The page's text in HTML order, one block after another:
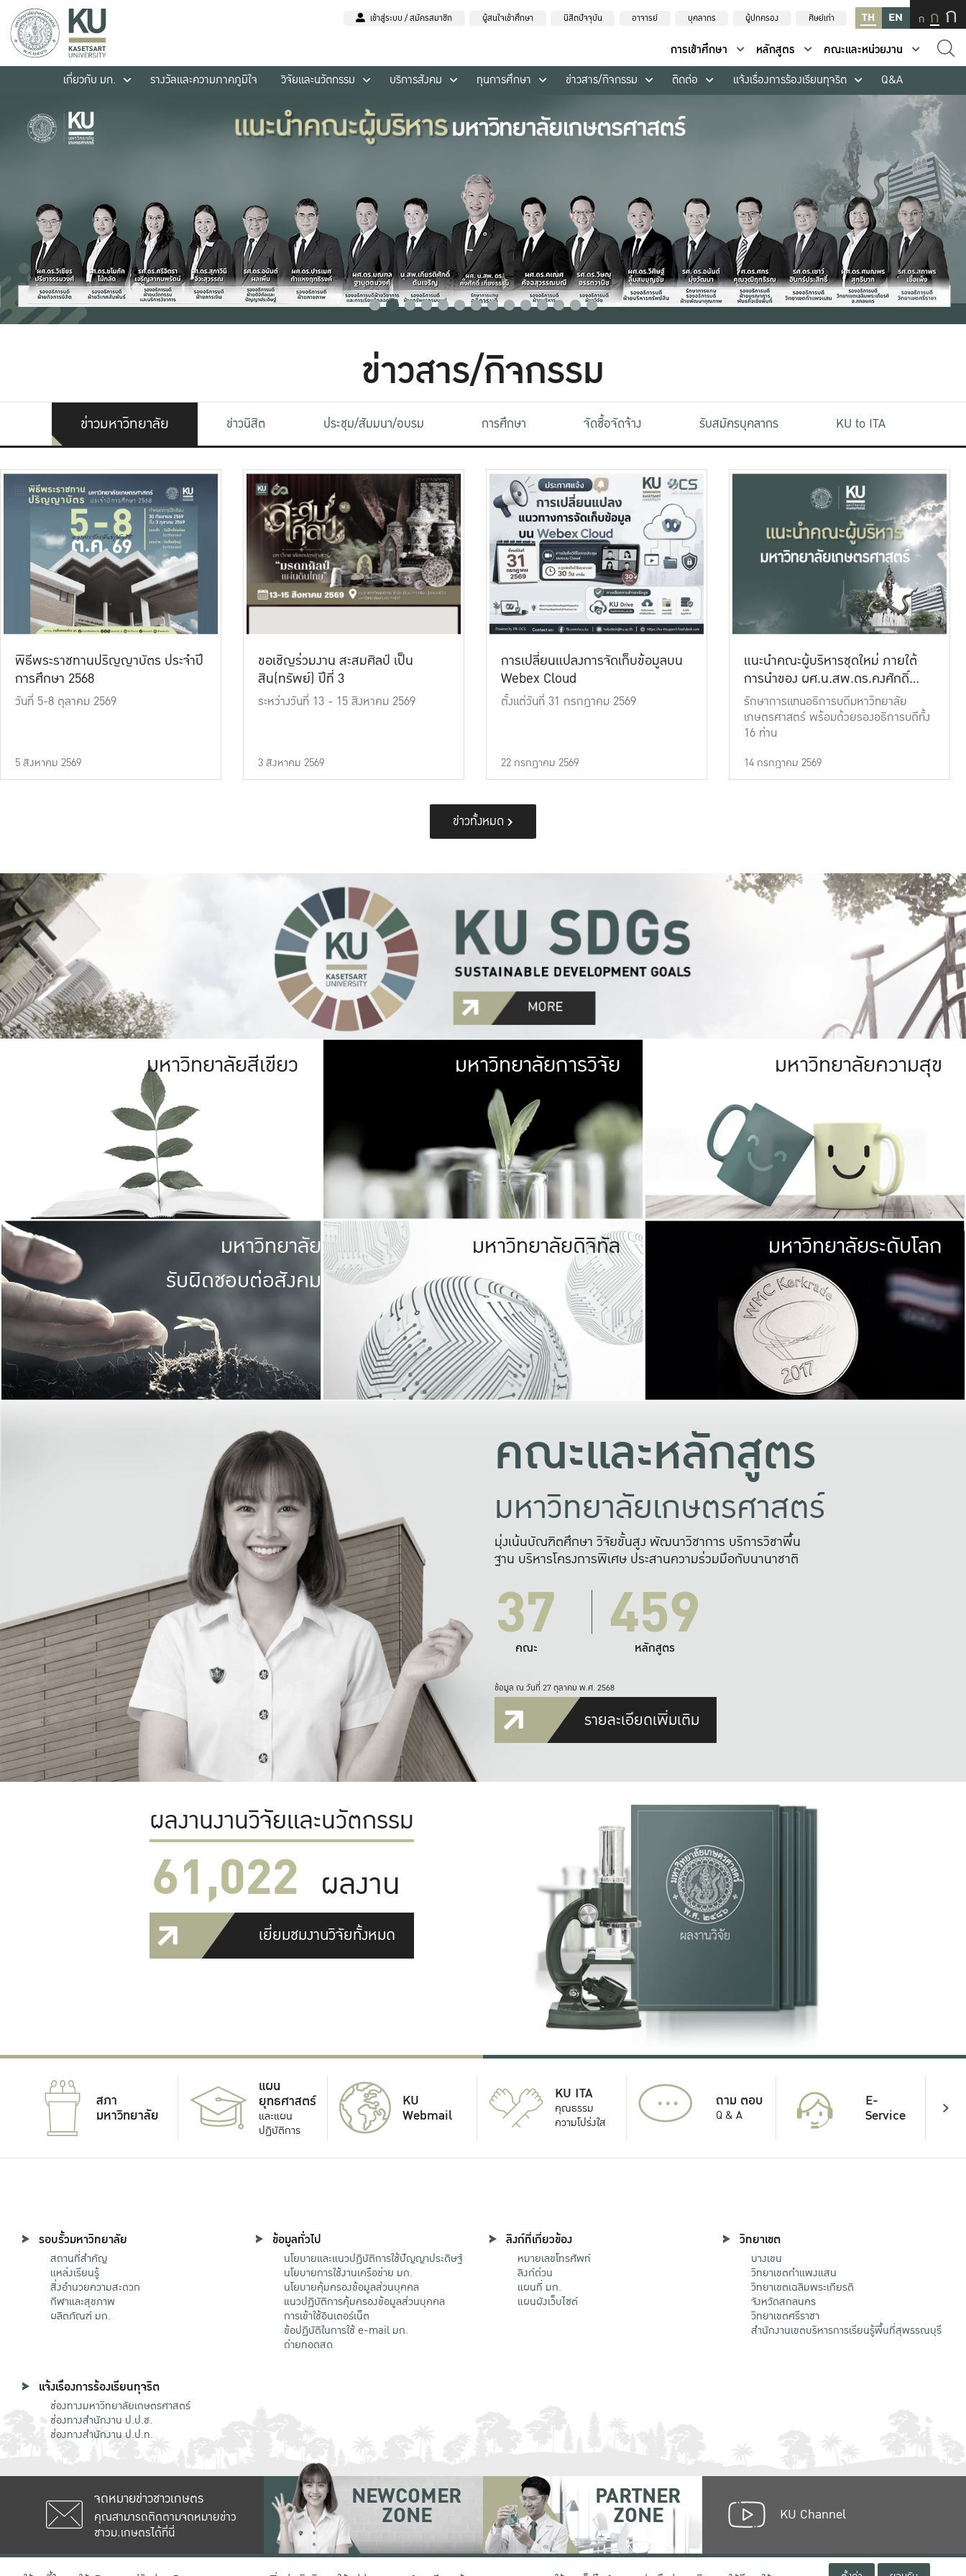
เข้าสู่ระบบ / สมัครสมาชิก ผู้สนใจเข้าศึกษา นิสิตปัจจุบัน อาจารย์ บุคลากร ผู้ปกครอง ศิษย์เก่า TH EN ก ก ก
การเข้าศึกษา หลักสูตร
คณะและหน่วยงาน
เกี่ยวกับ มก.
รางวัลและความภาคภูมิใจ วิจัยและนวัตกรรม บริการสังคม ทุนการศึกษา ข่าวสาร/กิจกรรม ติดต่อ แจ้งเรื่องการร้องเรียนทุจริต Q&A
ข่าวสาร/กิจกรรม
ข่าวมหาวิทยาลัย ข่าวนิสิต ประชุม/สัมมนา/อบรม การศึกษา จัดซื้อจัดจ้าง รับสมัครบุคลากร KU to ITA
พิธีพระราชทานปริญญาบัตร ประจำปี
การศึกษา 2568
วันที่ 5-8 ตุลาคม 2569
5 สิงหาคม 2569
ขอเชิญร่วมงาน สะสมศิลป์ เป็น
สิน(ทรัพย์) ปีที่ 3
ระหว่างวันที่ 13 - 15 สิงหาคม 2569
3 สิงหาคม 2569
การเปลี่ยนแปลงการจัดเก็บข้อมูลบน
Webex Cloud
ตั้งแต่วันที่ 31 กรกฎาคม 2569
22 กรกฎาคม 2569
แนะนำคณะผู้บริหารชุดใหม่ ภายใต้
การนำของ ผศ.น.สพ.ดร.คงศักดิ์
เที่ยงธรรม
รักษาการแทนอธิการบดีมหาวิทยาลัย
เกษตรศาสตร์ พร้อมด้วยรองอธิการบดีทั้ง
16 ท่าน
14 กรกฎาคม 2569
ข่าวทั้งหมด
มหาวิทยาลัยสีเขียว มหาวิทยาลัย
เกษตรศาสตร์ มีพื้นที่เขียวสดใส หนาแน่น
เป็นป่าในเมือง (URBAN FOREST)
เกษตรในเมือง (URBAN AGRICULTURE)
ที่นับรวมกันได้ประมาณ 1,400 ไร่
มหาวิทยาลัยการวิจัย มหาวิทยาลัย
ให้กับประชาชน
มหาวิทยาลัยความสุข
มหาวิทยาลัย
รับผิดชอบต่อสังคม
มหาวิทยาลัยรับผิดชอบต่อสังคม
ร่วมมือกับชุมชน เพื่อความกินดีอยู่ดี
และความสุขอย่างยั่งยืน
มองปัญหาในภาพกว้าง
แก้ไขจากปัญหาจุดเล็กๆ
มหาวิทยาลัยดิจิทัล มหาวิทยา
พร้อมที่จ
และผลักดันในการใช้ระบบส
เพื่อการทำงานแ
มหาวิทยาลัยระดับโลก
คณะและหลักสูตร
มหาวิทยาลัยเกษตรศาสตร์
มุ่งเน้นบัณฑิตศึกษา วิจัยขั้นสูง พัฒนาวิชาการ บริการวิชาพื้น
ฐาน บริหารโครงการพิเศษ ประสานความร่วมมือกับนานาชาติ
37
คณะ 459
หลักสูตร
ข้อมูล ณ วันที่ 27 ตุลาคม พ.ศ. 2568
รายละเอียดเพิ่มเติม
ผลงานงานวิจัยและนวัตกรรม
61,022 ผลงาน
เยี่ยมชมงานวิจัยทั้งหมด
สภา
มหาวิทยาลัย
แผน
ยุทธศาสตร์
และแผน
ปฏิบัติการ
KU
Webmail
KU ITA
คุณธรรม
ความโปร่งใส
... ถาม ตอบ
Q & A
E-
Service
รอบรั้วมหาวิทยาลัย
สถานที่สำคัญ
แหล่งเรียนรู้
สิ่งอำนวยความสะดวก
กีฬาและสุขภาพ
ผลิตภัณฑ์ มก.
ข้อมูลทั่วไป
นโยบายและแนวปฏิบัติการใช้ปัญญาประดิษฐ์
นโยบายการใช้งานเครือข่าย มก.
นโยบายคุ้มครองข้อมูลส่วนบุคคล
แนวปฏิบัติการคุ้มครองข้อมูลส่วนบุคคล
การเข้าใช้อินเตอร์เน็ต
ข้อปฏิบัติในการใช้ e-mail มก.
ถ่ายทอดสด
ลิงก์ที่เกี่ยวข้อง
หมายเลขโทรศัพท์
ลิงก์ด่วน
แผนที่ มก.
แผนผังเว็บไซต์
วิทยาเขต
บางเขน
วิทยาเขตกําแพงแสน
วิทยาเขตเฉลิมพระเกียรติ
จังหวัดสกลนคร
วิทยาเขตศรีราชา
สำนักงานเขตบริหารการเรียนรู้พื้นที่สุพรรณบุรี
แจ้งเรื่องการร้องเรียนทุจริต
ช่องทางมหาวิทยาลัยเกษตรศาสตร์
ช่องทางสำนักงาน ป.ป.ช.
ช่องทางสำนักงาน ป.ป.ท.
จดหมายข่าวชาวเกษตร
คุณสามารถติดตามจดหมายข่าว
ชาวม.เกษตรได้ที่นี่
NEWCOMER
ZONE
PARTNER
ZONE KU Channel